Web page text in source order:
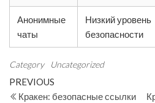
Анонимные
чаты
Низкий уровень
безопасности
Category Uncategorized
Post
Previous
Post
PREVIOUS
Кракен: безопасные ссылки